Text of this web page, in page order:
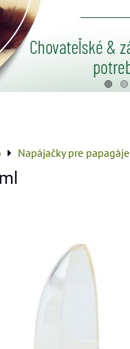
Napájačky pre papagáje